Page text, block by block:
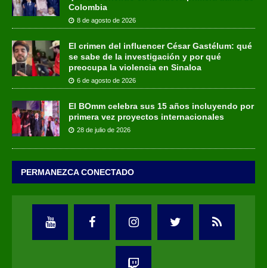
Colombia
8 de agosto de 2026
El crimen del influencer César Gastélum: qué
se sabe de la investigación y por qué
preocupa la violencia en Sinaloa
6 de agosto de 2026
El BOmm celebra sus 15 años incluyendo por
primera vez proyectos internacionales
28 de julio de 2026
PERMANEZCA CONECTADO